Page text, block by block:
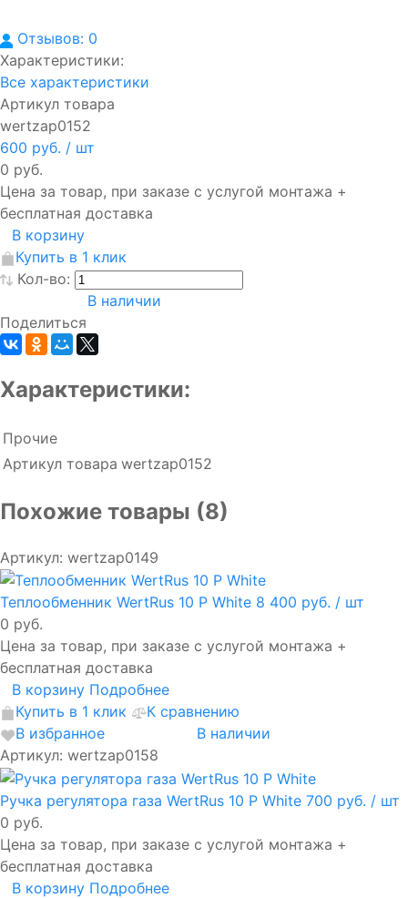
Отзывов: 0
Характеристики:
Все характеристики
Артикул товара
wertzap0152
600 руб. / шт
0 руб.
Цена за товар, при заказе с услугой монтажа +
бесплатная доставка
В корзину
Купить в 1 клик
Кол-во:
В наличии
Поделиться
Характеристики:
Прочие
Артикул товара wertzap0152
Похожие товары (8)
Артикул: wertzap0149
Теплообменник WertRus 10 P White 8 400 руб. / шт
0 руб.
Цена за товар, при заказе с услугой монтажа +
бесплатная доставка
В корзину Подробнее
Купить в 1 клик
К сравнению
В избранное
В наличии
Артикул: wertzap0158
Ручка регулятора газа WertRus 10 P White 700 руб. / шт
0 руб.
Цена за товар, при заказе с услугой монтажа +
бесплатная доставка
В корзину Подробнее